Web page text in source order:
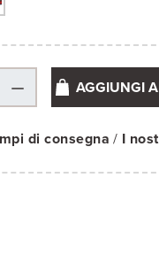
AGGIUNGI
di consegna / I